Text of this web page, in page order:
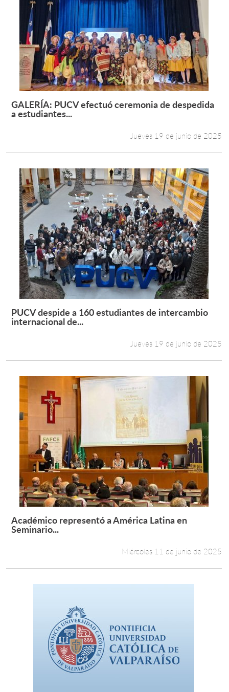
Leer más +
GALERÍA: PUCV efectuó ceremonia de despedida
a estudiantes...
Jueves 19 de junio de 2025
Leer más +
PUCV despide a 160 estudiantes de intercambio
internacional de...
Jueves 19 de junio de 2025
Leer más +
Académico representó a América Latina en
Seminario...
Miércoles 11 de junio de 2025